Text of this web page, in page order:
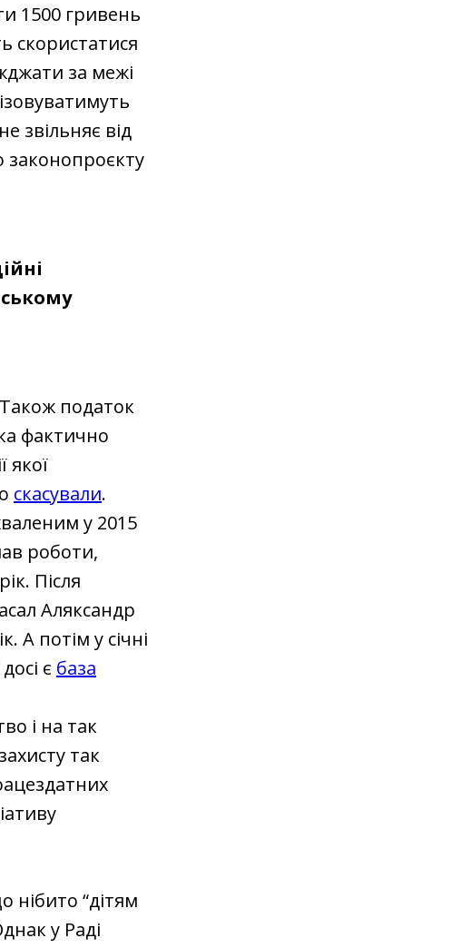
1500 гривень
скористатися
за межі
звільняє від
законопроєкту
податок
фактично
якої
скасували.
у 2015
роботи,
Після
Аляксандр
А потім у січні
є база
і на так
так
нібито “дітям
у Раді